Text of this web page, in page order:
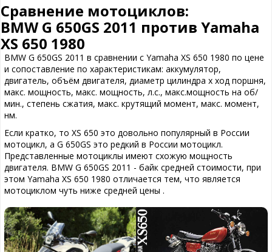
Сравнение мотоциклов:
BMW G 650GS 2011 против Yamaha
XS 650 1980
BMW G 650GS 2011 в сравнении с Yamaha XS 650 1980 по цене
и сопоставление по характеристикам: аккумулятор,
двигатель, объём двигателя, диаметр цилиндра х ход поршня,
макс. мощность, макс. мощность, л.с., макс.мощность на об/
мин., степень сжатия, макс. крутящий момент, макс. момент,
нм.
Если кратко, то XS 650 это довольно популярный в России
мотоцикл, а G 650GS это редкий в России мотоцикл.
Представленные мотоциклы имеют схожую мощность
двигателя. BMW G 650GS 2011 - байк средней стоимости, при
этом Yamaha XS 650 1980 отличается тем, что является
мотоциклом чуть ниже средней цены .